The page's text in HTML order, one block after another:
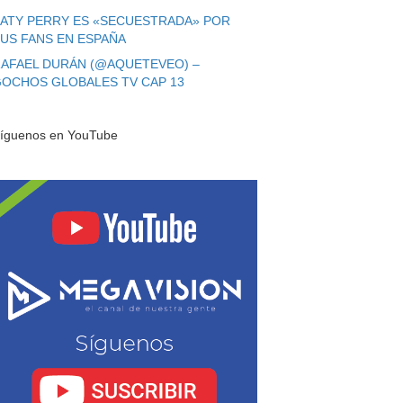
PERRY ES «SECUESTRADA» POR
FANS EN ESPAÑA
DURÁN (@AQUETEVEO) –
GLOBALES TV CAP 13
en YouTube